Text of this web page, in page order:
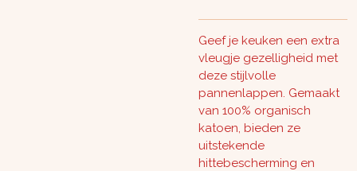
Geef je keuken een extra
vleugje gezelligheid met
deze stijlvolle
pannenlappen. Gemaakt
van 100% organisch
katoen, bieden ze
uitstekende
hittebescherming en